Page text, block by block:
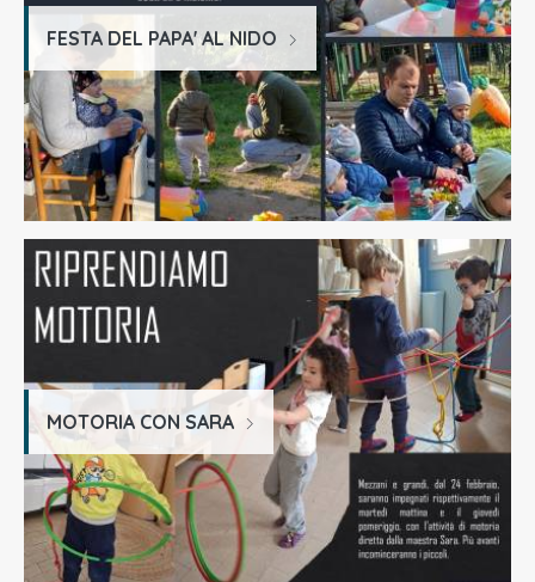
FESTA DEL PAPA' AL NIDO
MOTORIA CON SARA